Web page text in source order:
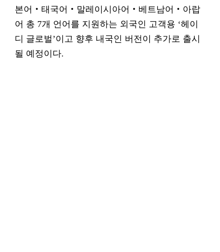
본어‧태국어‧말레이시아어‧베트남어‧아랍
어 총 7개 언어를 지원하는 외국인 고객용 ‘헤이
디 글로벌’이고 향후 내국인 버전이 추가로 출시
될 예정이다.